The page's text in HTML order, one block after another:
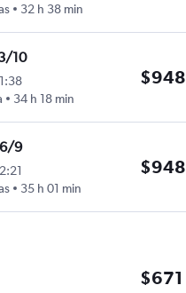
32 h 38 min
10
34 h 18 min
$948
9
35 h 01 min
$948
$671